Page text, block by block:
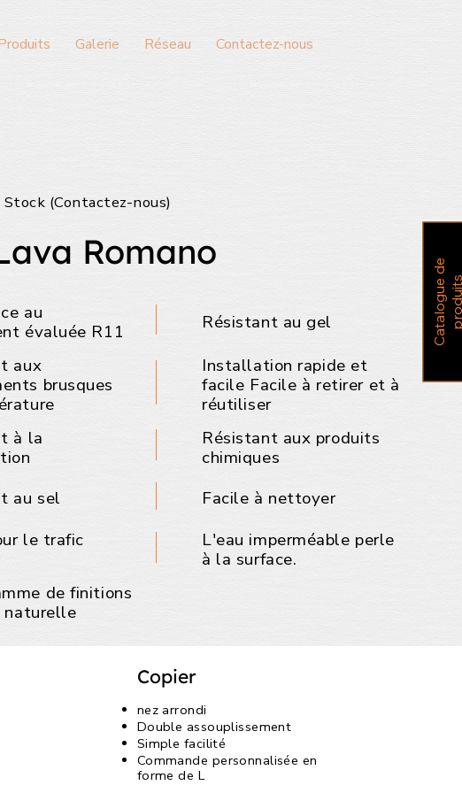
Galerie Réseau Contactez-nous
au
évaluée R11
Résistant au gel
aux
brusques
Installation rapide et
facile Facile à retirer et à
réutiliser
à la
Résistant aux produits
chimiques
au sel
Facile à nettoyer
le trafic
L'eau imperméable perle
à la surface.
de finitions
naturelle
(Contactez-nous)
Romano
Copier
nez arrondi
Double assouplissement
Simple facilité
Commande personnalisée en
forme de L
C
a
t
a
l
o
g
u
e
d
e
p
r
o
d
u
i
t